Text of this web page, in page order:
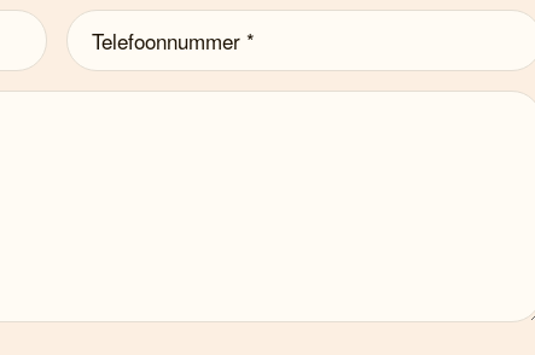
Telefoonnummer